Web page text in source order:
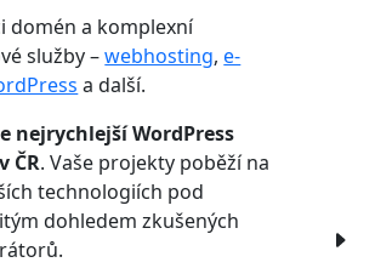
domén a komplexní
služby –webhosting,e-
a další.
nejrychlejší WordPress
ČR. Vaše projekty poběží na
technologiích pod
dohledem zkušených